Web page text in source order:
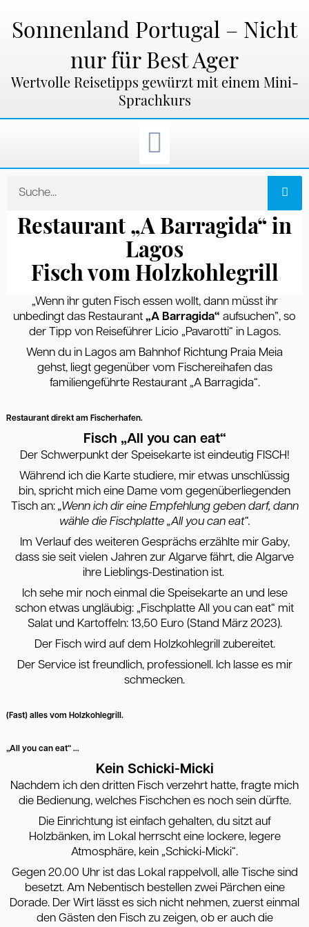
Inhalt
springen
Sonnenland Portugal – Nicht
nur für Best Ager
Wertvolle Reisetipps gewürzt mit einem Mini-
Sprachkurs
Restaurant „A Barragida“ in
Lagos
Fisch vom Holzkohlegrill
„Wenn ihr guten Fisch essen wollt, dann müsst ihr
unbedingt das Restaurant „A Barragida“ aufsuchen”, so
der Tipp von Reiseführer Licio „Pavarotti“ in Lagos.
Wenn du in Lagos am Bahnhof Richtung Praia Meia
gehst, liegt gegenüber vom Fischereihafen das
familiengeführte Restaurant „A Barragida“.
Restaurant direkt am Fischerhafen.
Fisch „All you can eat“
Der Schwerpunkt der Speisekarte ist eindeutig FISCH!
Während ich die Karte studiere, mir etwas unschlüssig
bin, spricht mich eine Dame vom gegenüberliegenden
Tisch an: „Wenn ich dir eine Empfehlung geben darf, dann
wähle die Fischplatte „All you can eat“.
Im Verlauf des weiteren Gesprächs erzählte mir Gaby,
dass sie seit vielen Jahren zur Algarve fährt, die Algarve
ihre Lieblings-Destination ist.
Ich sehe mir noch einmal die Speisekarte an und lese
schon etwas ungläubig: „Fischplatte All you can eat“ mit
Salat und Kartoffeln: 13,50 Euro (Stand März 2023).
Der Fisch wird auf dem Holzkohlegrill zubereitet.
Der Service ist freundlich, professionell. Ich lasse es mir
schmecken.
(Fast) alles vom Holzkohlegrill.
„All you can eat“ …
Kein Schicki-Micki
Nachdem ich den dritten Fisch verzehrt hatte, fragte mich
die Bedienung, welches Fischchen es noch sein dürfte.
Die Einrichtung ist einfach gehalten, du sitzt auf
Holzbänken, im Lokal herrscht eine lockere, legere
Atmosphäre, kein „Schicki-Micki“.
Gegen 20.00 Uhr ist das Lokal rappelvoll, alle Tische sind
besetzt. Am Nebentisch bestellen zwei Pärchen eine
Dorade. Der Wirt lässt es sich nicht nehmen, zuerst einmal
den Gästen den Fisch zu zeigen, ob er auch die